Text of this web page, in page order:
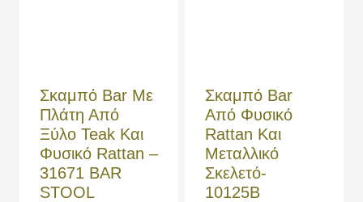
Σκαμπό Bar Με
Πλάτη Από
Ξύλο Teak Και
Φυσικό Rattan –
31671 BAR
STOOL
Σκαμπό Bar
Από Φυσικό
Rattan Και
Μεταλλικό
Σκελετό-
10125B